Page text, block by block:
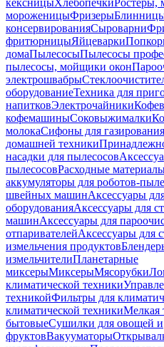
кексницыХлебопечкиРостеры,
мороженицыФризеры
консервированияСыроварни
фритюрницыЯйцеварки
домаПылесосыПылесосы
пылесосы, мойщики окон
электрошвабры
оборудованиеТехника для
напитковЭлектрочайники
кофемашиныСоковыжималки
молокаСифоны для
домашней техники
насадки для пылесосов
пылесосовРасходные
аккумуляторы для роботов-
швейных машинАксессуары
оборудованияАксессуары для
машинАксессуары для
отпаривателейАксессуары для
измельчения продуктов
измельчителиПланетарные
миксерыМиксерыМясорубки
климатической техники
техникойФильтры для
климатической техникиМелкая
бытовыеСушилки для овощей и
фруктовВакууматоры